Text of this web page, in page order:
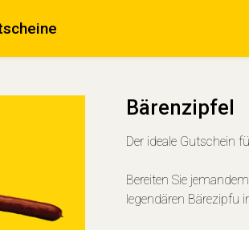
Bärenzipfel
Der ideale Gutschein
Bereiten Sie
legendären Bärezipfu